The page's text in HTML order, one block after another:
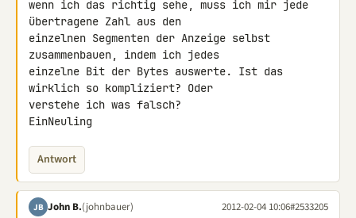
wenn ich das richtig sehe, muss ich mir jede
übertragene Zahl aus den
einzelnen Segmenten der Anzeige selbst
zusammenbauen, indem ich jedes
einzelne Bit der Bytes auswerte. Ist das
wirklich so kompliziert? Oder
verstehe ich was falsch?
EinNeuling
Antwort
JB John B.(johnbauer) 2012-02-04 10:06#2533205